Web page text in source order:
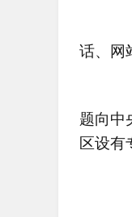
话、网
题向中
区设有